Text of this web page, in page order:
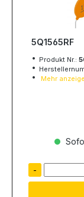
5Q1565RF
Produkt Nr.:
Mehr
-